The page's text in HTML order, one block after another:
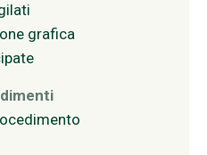
grafica